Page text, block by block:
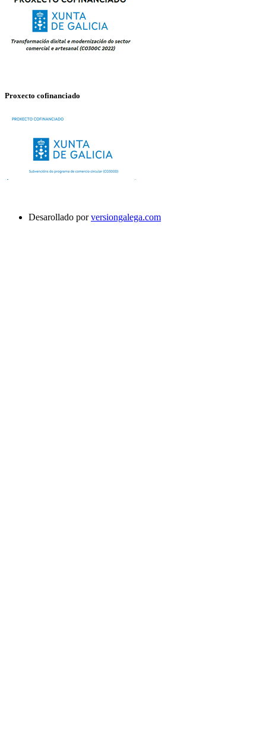
Proxecto cofinanciado
Desarollado porversiongalega.com